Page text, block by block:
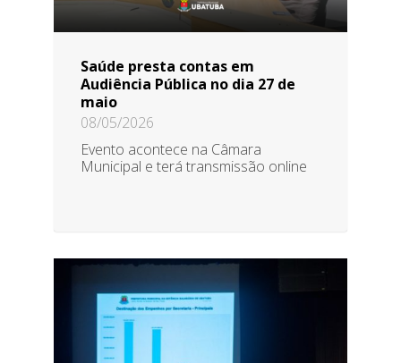
Saúde presta contas em
Audiência Pública no dia 27 de
maio
08/05/2026
Evento acontece na Câmara
Municipal e terá transmissão online